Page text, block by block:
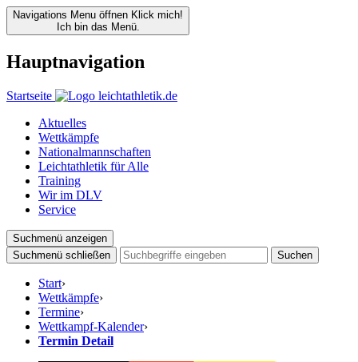
Navigations Menu öffnen Klick mich!
Ich bin das Menü.
Hauptnavigation
Startseite
Aktuelles
Wettkämpfe
Nationalmannschaften
Leichtathletik für Alle
Training
Wir im DLV
Service
Suchmenü anzeigen
Suchmenü schließen
Suchen
Start›
Wettkämpfe›
Termine›
Wettkampf-Kalender›
Termin Detail